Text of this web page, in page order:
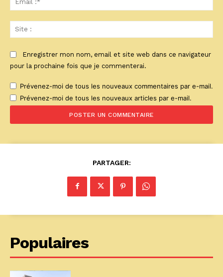
:*
:
Enregistrer mon nom, email et site web dans ce navigateur
pour la prochaine fois que je commenterai.
Prévenez-moi de tous les nouveaux commentaires par e-mail.
Prévenez-moi de tous les nouveaux articles par e-mail.
PARTAGER:
Populaires